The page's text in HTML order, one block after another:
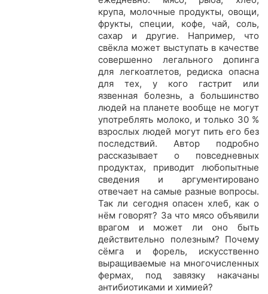
крупа, молочные продукты, овощи,
фрукты, специи, кофе, чай, соль,
сахар и другие. Например, что
свёкла может выступать в качестве
совершенно легального допинга
для легкоатлетов, редиска опасна
для тех, у кого гастрит или
язвенная болезнь, а большинство
людей на планете вообще не могут
употреблять молоко, и только 30 %
взрослых людей могут пить его без
последствий. Автор подробно
рассказывает о повседневных
продуктах, приводит любопытные
сведения и аргументировано
отвечает на самые разные вопросы.
Так ли сегодня опасен хлеб, как о
нём говорят? За что мясо объявили
врагом и может ли оно быть
действительно полезным? Почему
сёмга и форель, искусственно
выращиваемые на многочисленных
фермах, под завязку накачаны
антибиотиками и химией?